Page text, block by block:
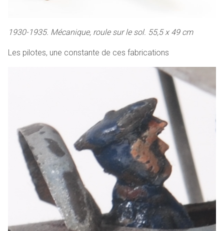
1930-1935. Mécanique, roule sur le sol. 55,5 x 49 cm
Les pilotes, une constante de ces fabrications